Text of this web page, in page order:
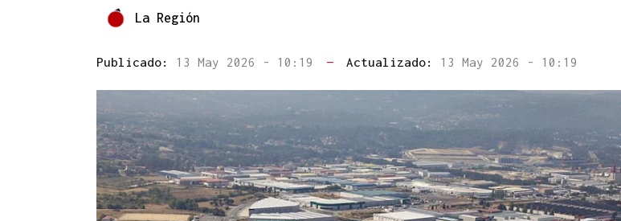
La Región
Publicado: 13 May 2026 - 10:19 — Actualizado: 13 May 2026 - 10:19